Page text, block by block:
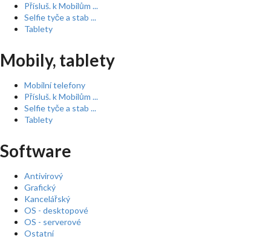
Přísluš. k Mobilům ...
Selfie tyče a stab ...
Tablety
Mobily, tablety
Mobilní telefony
Přísluš. k Mobilům ...
Selfie tyče a stab ...
Tablety
Software
Antivirový
Grafický
Kancelářský
OS - desktopové
OS - serverové
Ostatní